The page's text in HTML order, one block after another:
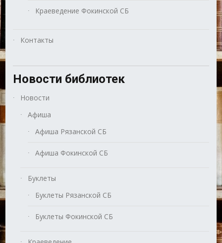
Краеведение Фокинской СБ
Контакты
Новости библиотек
Новости
Афиша
Афиша Рязанской СБ
Афиша Фокинской СБ
Буклеты
Буклеты Рязанской СБ
Буклеты Фокинской СБ